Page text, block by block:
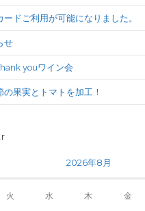
ードご利用が可能になりました。
せ
youワイン会
の果実とトマトを加工！
2026年8月
火 水 木 金